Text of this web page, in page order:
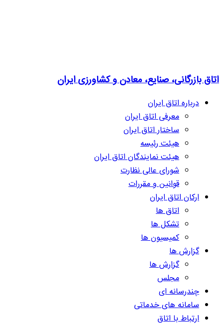
اتاق بازرگانی، صنایع، معادن و کشاورزی ایران
درباره اتاق ایران
معرفی اتاق ایران
ساختار اتاق ایران
هیئت رئیسه
هیئت نمایندگان اتاق ایران
شورای عالی نظارت
قوانین و مقررات
ارکان اتاق ایران
اتاق ها
تشکل ها
کمیسیون ها
گزارش ها
گزارش ها
مجلس
چندرسانه ای
سامانه های خدماتی
ارتباط با اتاق